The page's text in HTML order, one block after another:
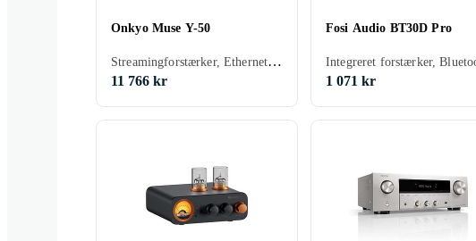
Onkyo Muse Y-50
Streamingforstærker, Ethernet, USB, Phono-indgang, 2, Apple AirPlay, Bluetooth, Display, Indbygget Wi-Fi
11 766 kr
Fosi Audio BT30D Pro
1 071 kr